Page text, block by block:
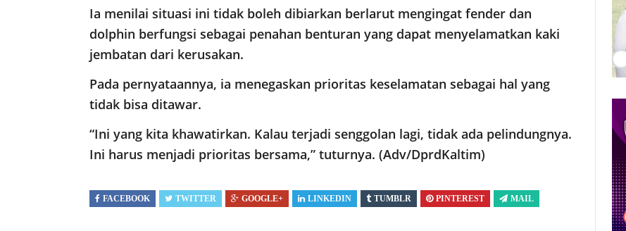
Ia menilai situasi ini tidak boleh dibiarkan berlarut mengingat fender dan
dolphin berfungsi sebagai penahan benturan yang dapat menyelamatkan kaki
jembatan dari kerusakan.
Pada pernyataannya, ia menegaskan prioritas keselamatan sebagai hal yang
tidak bisa ditawar.
“Ini yang kita khawatirkan. Kalau terjadi senggolan lagi, tidak ada pelindungnya.
Ini harus menjadi prioritas bersama,” tuturnya. (Adv/DprdKaltim)
FACEBOOK TWITTER GOOGLE+ LINKEDIN TUMBLR PINTEREST MAIL